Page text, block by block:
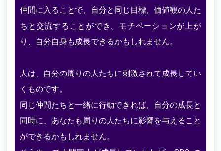
仲間に入ることで、自分と同じ目標、価値観の人た
ちと交流することができ、モチベーションが上が
り、自分自身も成長できるかもしれません。
人は、自分の周りの人たちに刺激されて成長してい
くものです。
同じ仲間たちと一緒に行動できれば、自分の成長と
同時に、あなたも周りの人たちに影響を与えること
ができるかもしれません。